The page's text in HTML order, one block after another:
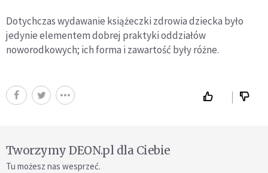
Dotychczas wydawanie książeczki zdrowia dziecka było
jedynie elementem dobrej praktyki oddziałów
noworodkowych; ich forma i zawartość były różne.
Tworzymy DEON.pl dla Ciebie
Tu możesz nas wesprzeć.